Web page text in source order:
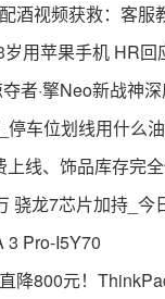
酒视频获救：客服
用苹果手机 HR
者·擎Neo新战神
车位划线用什么
线、饰品库存完
骁龙7芯片加持_今
3 Pro-I5Y70
降800元！